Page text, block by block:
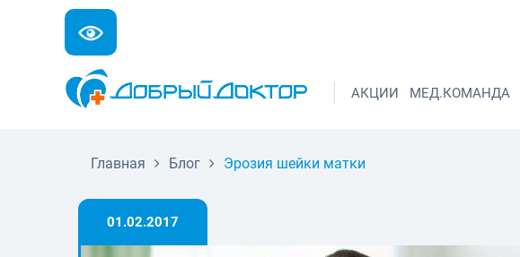
АКЦИИ МЕД.КОМАНДА
Главная Блог Эрозия шейки матки
01.02.2017